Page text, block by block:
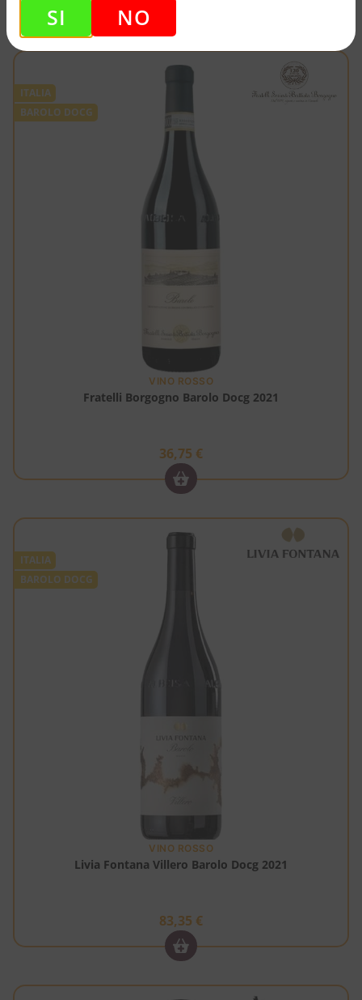
ITALIA
BAROLO DOCG
VINO ROSSO
Fratelli Borgogno Barolo Docg 2021
36,75 €
ITALIA
BAROLO DOCG
VINO ROSSO
Livia Fontana Villero Barolo Docg 2021
83,35 €
SI NO